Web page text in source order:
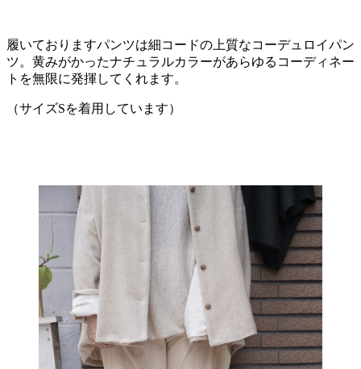
履いておりますパンツは細コードの上質なコーデュロイパン
ツ。黄みがかったナチュラルカラーがあらゆるコーディネー
トを無限に発揮してくれます。
（サイズSを着用しています）